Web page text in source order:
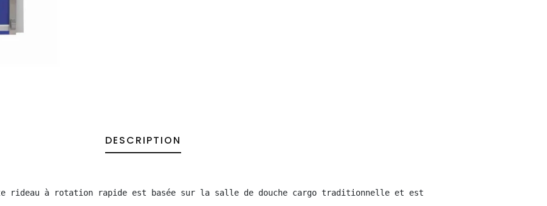
DESCRIPTION
rideau à rotation rapide est basée sur la salle de douche cargo traditionnelle et est équipée d'un système